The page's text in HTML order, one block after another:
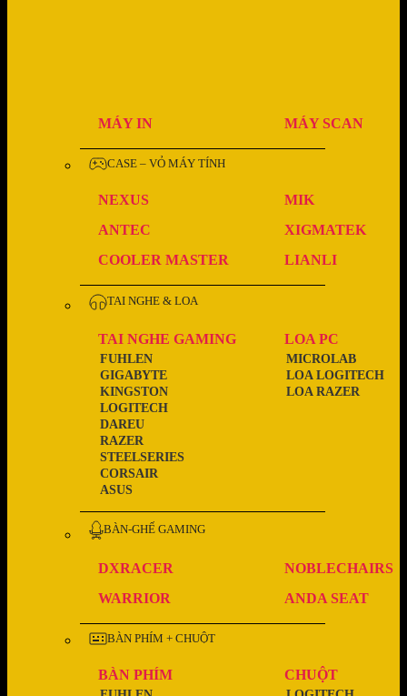
MÁY IN MÁY SCAN
CASE – VỎ MÁY TÍNH
NEXUS
MIK
ANTEC
XIGMATEK
COOLER MASTER
LIANLI
TAI NGHE & LOA
TAI NGHE GAMING
ASUS
CORSAIR
STEELSERIES
RAZER
DAREU
LOGITECH
KINGSTON
GIGABYTE
FUHLEN
LOA PC
LOA RAZER
LOA LOGITECH
MICROLAB
BÀN-GHẾ GAMING
DXRACER
NOBLECHAIRS
WARRIOR
ANDA SEAT
BÀN PHÍM + CHUỘT
BÀN PHÍM CHUỘT